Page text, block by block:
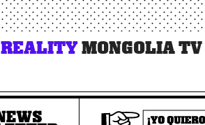
REALITYMONGOLIA TV